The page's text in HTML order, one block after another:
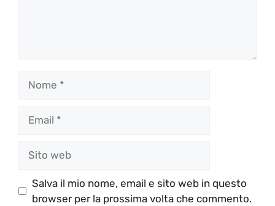
web
Salva il mio nome, email e sito web in questo
browser per la prossima volta che commento.